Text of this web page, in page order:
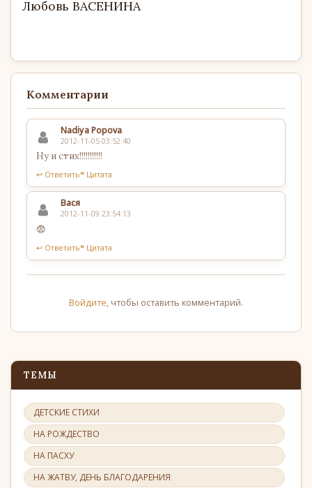
Любовь ВАСЕНИНА
Комментарии
Nadiya Popova
2012-11-05 03:52:40
Ну и стих!!!!!!!!!!!
↩ Ответить❝ Цитата
Вася
2012-11-09 23:54:13
😨
↩ Ответить❝ Цитата
Войдите, чтобы оставить комментарий.
ТЕМЫ
ДЕТСКИЕ СТИХИ
НА РОЖДЕСТВО
НА ПАСХУ
НА ЖАТВУ, ДЕНЬ БЛАГОДАРЕНИЯ